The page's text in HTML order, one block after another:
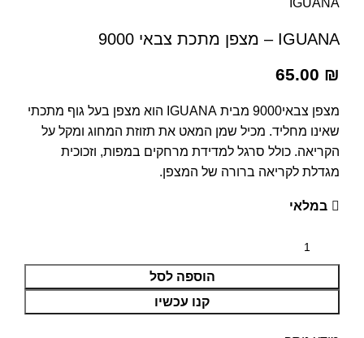
IGUANA – מצפן מתכת צבאי 9000
65.00 ₪
מצפן צבאי9000 מבית IGUANA הוא מצפן בעל גוף מתכתי
שאינו מחליד. מכיל שמן המאט את תזוזת המחוג ומקל על
הקריאה. כולל סרגל למדידת מרחקים במפות, וזכוכית
מגדלת לקריאה ברורה של המצפן.
במלאי
הוספה לסל
קנו עכשיו